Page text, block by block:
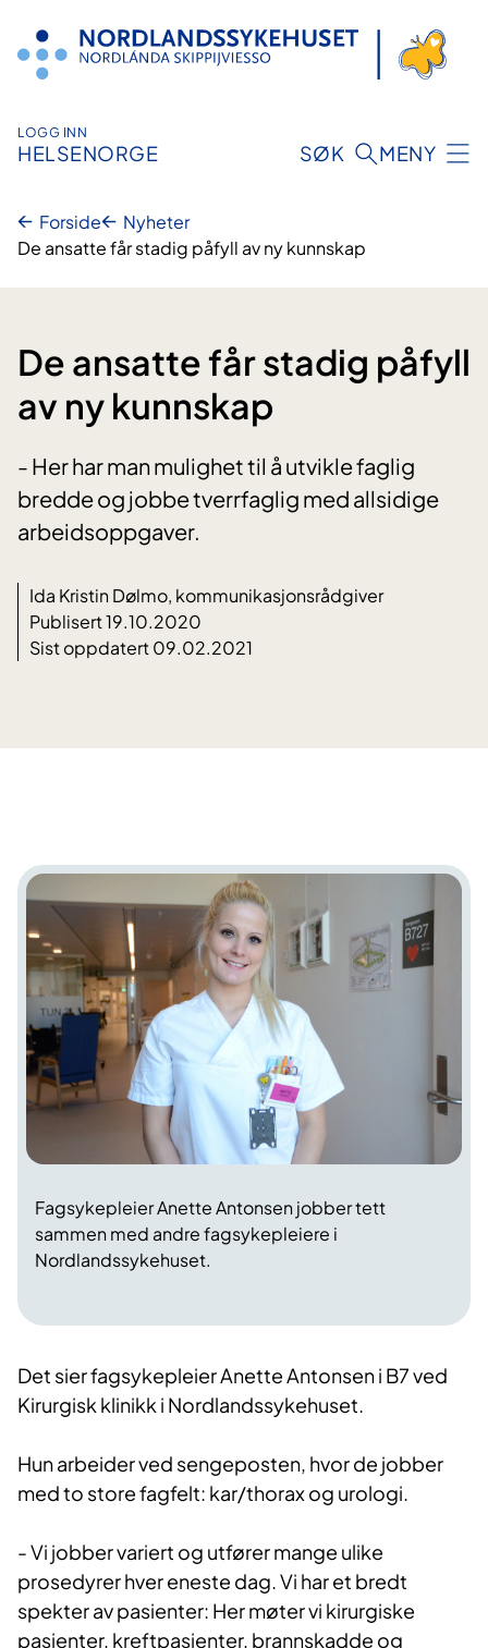
innhold
LOGG INN
HELSENORGE SØK MENY
Forside
Nyheter
De ansatte får stadig påfyll av ny kunnskap
De ansatte får stadig påfyll
av ny kunnskap
- Her har man mulighet til å utvikle faglig
bredde og jobbe tverrfaglig med allsidige
arbeidsoppgaver.
Ida Kristin Dølmo, kommunikasjonsrådgiver
Publisert 19.10.2020
Sist oppdatert 09.02.2021
Fagsykepleier Anette Antonsen jobber tett
sammen med andre fagsykepleiere i
Nordlandssykehuset.
Det sier fagsykepleier Anette Antonsen i B7 ved
Kirurgisk klinikk i Nordlandssykehuset.
Hun arbeider ved sengeposten, hvor de jobber
med to store fagfelt: kar/thorax og urologi.
- Vi jobber variert og utfører mange ulike
prosedyrer hver eneste dag. Vi har et bredt
spekter av pasienter: Her møter vi kirurgiske
pasienter, kreftpasienter, brannskadde og